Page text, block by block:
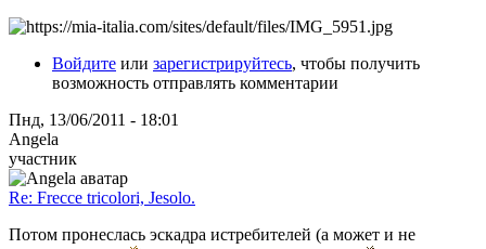
Войдите или зарегистрируйтесь, чтобы получить
возможность отправлять комментарии
Пнд, 13/06/2011 - 18:01
Angela
участник
Re: Frecce tricolori, Jesolo.
Потом пронеслась эскадра истребителей (а может и не